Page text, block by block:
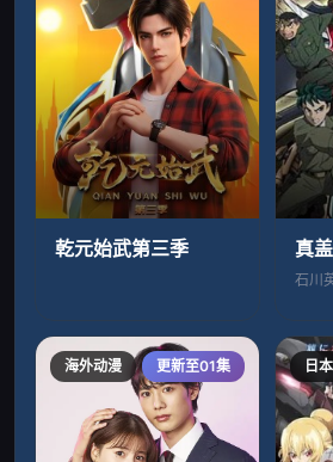
乾元始武第三季 真
海外动漫 更新至01集 日